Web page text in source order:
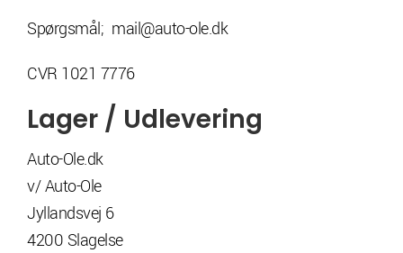
Spørgsmål; mail@auto-ole.dk
CVR 1021 7776
Lager / Udlevering
Auto-Ole.dk
v/ Auto-Ole
Jyllandsvej 6
4200 Slagelse